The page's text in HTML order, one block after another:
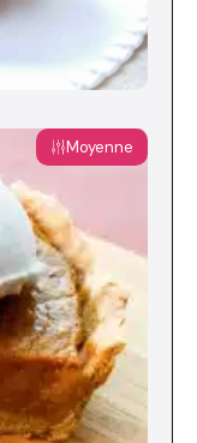
Moyenne